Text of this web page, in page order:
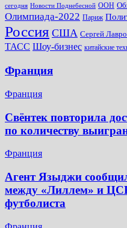
сегодня Новости Поднебесной ООН
Олимпиада-2022 Париж
Россия США Сергей
ТАСС Шоу-бизнес китайские
Франция
Франция
Свёнтек повторила
по количеству
Франция
Агент Языджи
между «Лиллем» и
футболиста